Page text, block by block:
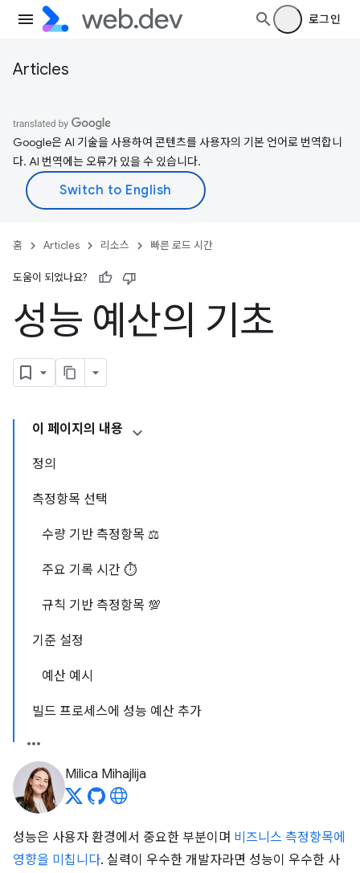
로그인
Articles
Google은 AI 기술을 사용하여 콘텐츠를 사용자의 기본 언어로 번역합니
다. AI 번역에는 오류가 있을 수 있습니다.
홈 Articles 리소스 빠른 로드 시간
도움이 되었나요?
성능 예산의 기초
이 페이지의 내용
정의
측정항목 선택
수량 기반 측정항목 ⚖️
주요 기록 시간 ⏱️
규칙 기반 측정항목 💯
기준 설정
예산 예시
빌드 프로세스에 성능 예산 추가
Milica Mihajlija
성능은 사용자 환경에서 중요한 부분이며 비즈니스 측정항목에
영향을 미칩니다. 실력이 우수한 개발자라면 성능이 우수한 사